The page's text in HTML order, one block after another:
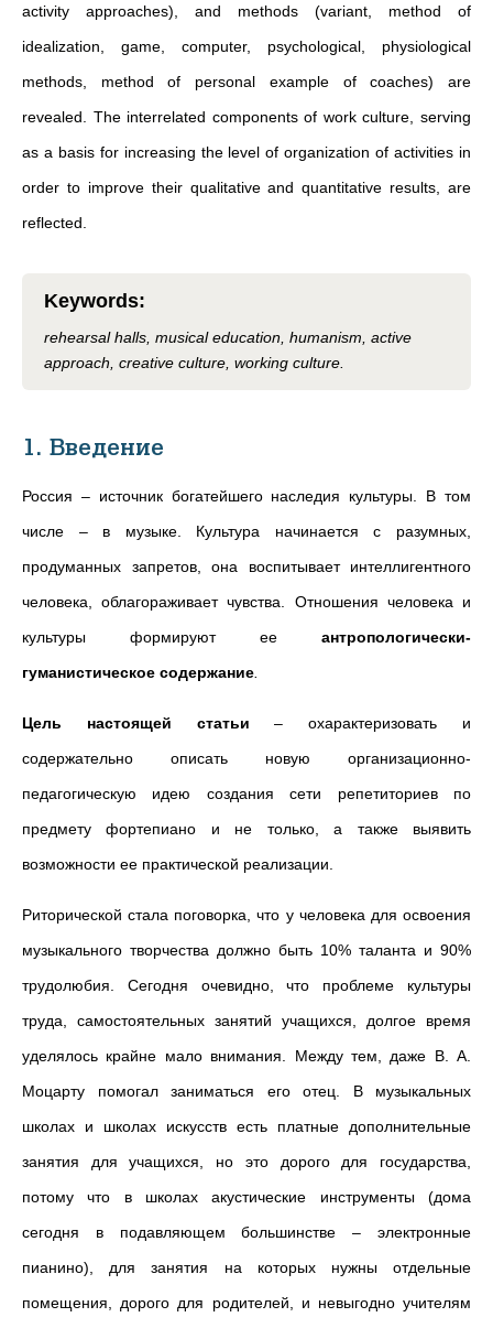
activity approaches), and methods (variant, method of
idealization, game, computer, psychological, physiological
methods, method of personal example of coaches) are
revealed. The interrelated components of work culture, serving
as a basis for increasing the level of organization of activities in
order to improve their qualitative and quantitative results, are
reflected.
Keywords:
rehearsal halls, musical education, humanism, active
approach, creative culture, working culture.
1. Введение
Россия – источник богатейшего наследия культуры. В том
числе – в музыке. Культура начинается с разумных,
продуманных запретов, она воспитывает интеллигентного
человека, облагораживает чувства. Отношения человека и
культуры формируют ее антропологически-
гуманистическое содержание
Цель настоящей статьи – охарактеризовать и
содержательно описать новую организационно-
педагогическую идею
создания сети репетиториев по
предмету фортепиано и не только, а также выявить
возможности ее практической реализации.
Риторической стала поговорка, что у человека для освоения
музыкального творчества должно быть 10% таланта и 90%
трудолюбия. Сегодня очевидно, что проблеме культуры
труда, самостоятельных занятий учащихся, долгое время
уделялось крайне мало внимания. Между тем, даже В. А.
Моцарту помогал заниматься его отец. В музыкальных
школах и школах искусств есть платные дополнительные
занятия для учащихся, но это дорого для государства,
потому что в школах акустические инструменты (дома
сегодня в подавляющем большинстве – электронные
пианино), для занятия на которых нужны отдельные
помещения, дорого для родителей, и невыгодно учителям